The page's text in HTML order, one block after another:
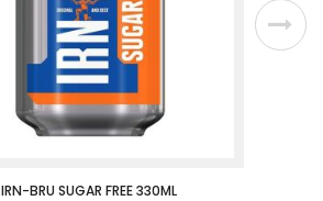
IRN-BRU SUGAR FREE 330ML